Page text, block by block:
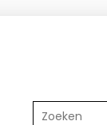
Zoeken